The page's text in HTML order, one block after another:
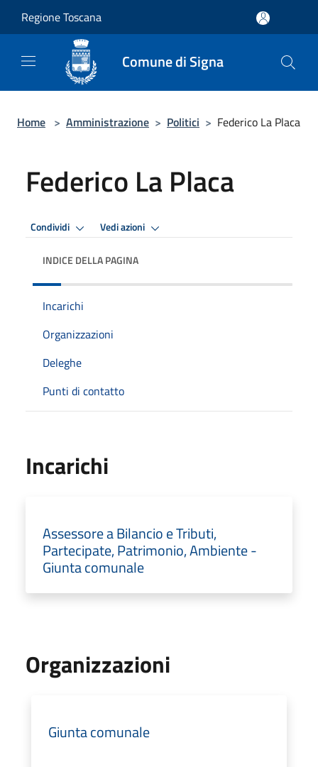
Regione Toscana
Comune di Signa
Home > Amministrazione > Politici > Federico La Placa
Federico La Placa
Condividi Vedi azioni
INDICE DELLA PAGINA
Incarichi
Organizzazioni
Deleghe
Punti di contatto
Incarichi
Assessore a Bilancio e Tributi,
Partecipate, Patrimonio, Ambiente -
Giunta comunale
Organizzazioni
Giunta comunale